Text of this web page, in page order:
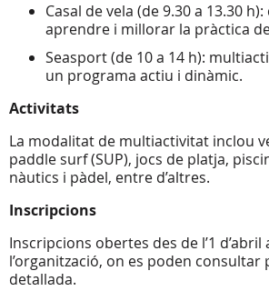
Casal de vela (de 9.30 a 13.30
aprendre i millorar la pràctica
Seasport (de 10 a 14 h):
un programa actiu i dinàmic.
Activitats
La modalitat de multiactivitat inclou
paddle surf (SUP), jocs de platja,
nàutics i pàdel, entre d’altres.
Inscripcions
Inscripcions obertes des de l’1
l’organització, on es poden
detallada.